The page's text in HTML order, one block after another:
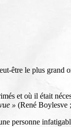
être le plus grand
et où il était
» (René Boylesve
personne